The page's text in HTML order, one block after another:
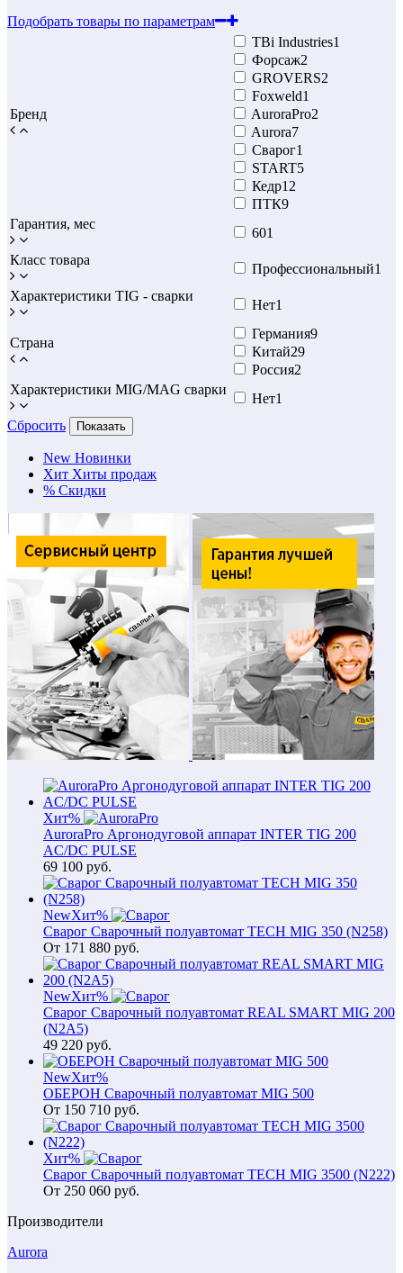
Подобрать товары по параметрам
Бренд
TBi Industries1
Форсаж2
GROVERS2
Foxweld1
AuroraPro2
Aurora7
Сварог1
START5
Кедр12
ПТК9
Гарантия, мес
601
Класс товара
Профессиональный1
Характеристики TIG - сварки
Нет1
Страна
Германия9
Китай29
Россия2
Характеристики MIG/MAG сварки
Нет1
Сбросить
Показать
New Новинки
Хит Хиты продаж
% Скидки
Хит%
AuroraPro Аргонодуговой аппарат INTER TIG 200
AC/DC PULSE
69 100 руб.
NewХит%
Сварог Сварочный полуавтомат TECH MIG 350 (N258)
От 171 880 руб.
NewХит%
Сварог Сварочный полуавтомат REAL SMART MIG 200
(N2A5)
49 220 руб.
NewХит%
ОБЕРОН Сварочный полуавтомат MIG 500
От 150 710 руб.
Хит%
Сварог Сварочный полуавтомат TECH MIG 3500 (N222)
От 250 060 руб.
Производители
Aurora